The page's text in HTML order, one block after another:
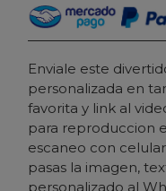
Enviale este
personalizada en
favorita y link al
para reproduccion
escaneo con
pasas la imagen,
personalizado al